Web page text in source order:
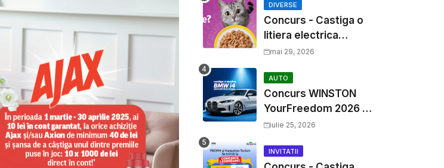
DIVERSE
Concurs - Castiga o
litiera electrica
Whiskas
mai 29, 2026
AUTO
Concurs WINSTON
YourFreedom 2026 -
Castiga o masina
premii cash
iulie 25, 2026
INVITATII